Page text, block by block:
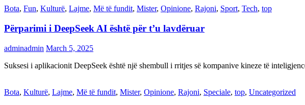
Bota, Fun, Kulturë, Lajme, Më të fundit, Mister, Opinione, Rajoni, Sport, Tech, top
Përparimi i DeepSeek AI është për t’u lavdëruar
adminadmin March 5, 2025
Suksesi i aplikacionit DeepSeek është një shembull i rritjes së kompanive kineze të
Bota, Kulturë, Lajme, Më të fundit, Mister, Opinione, Rajoni, Speciale, top, Uncategorized